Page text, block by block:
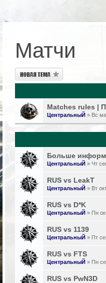
Матчи
Новая тема
Matches rules |
ЦентральныЙ » Вс
Больше
ЦентральныЙ » Чт
RUS vs LeakT
ЦентральныЙ » Вт
RUS vs D*K
ЦентральныЙ » Пн
RUS vs 1139
ЦентральныЙ » Пт
RUS vs FTS
ЦентральныЙ » Пн
RUS vs PwN3D